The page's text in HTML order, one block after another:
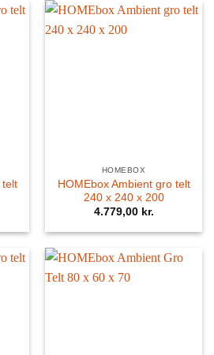
telt
HOMEBOX
HOMEbox Ambient gro telt
240 x 240 x 200
4.779,00 kr.